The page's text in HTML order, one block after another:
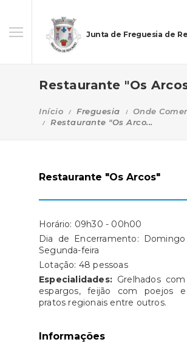
Junta de Freguesia de
Restaurante "Os
Início Freguesia
Onde Comer
Restaurante "Os Arco...
Restaurante "Os Arcos"
Horário: 09h30 - 00h00
Dia de Encerramento:
Segunda-feira
Lotação: 48 pessoas
Especialidades: Grelhados
espargos, feijão com poejos e
pratos regionais entre outros.
Informações